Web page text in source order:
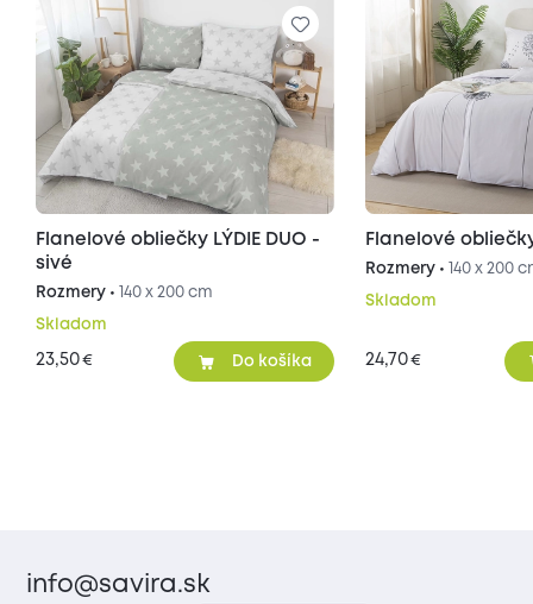
Flanelové obliečky LÝDIE DUO -
sivé
Rozmery • 140 x 200 cm
Skladom
23,50€ Do košíka
Flanelové
Rozmery • 140 x 200
Skladom
24,70€
info@savira.sk